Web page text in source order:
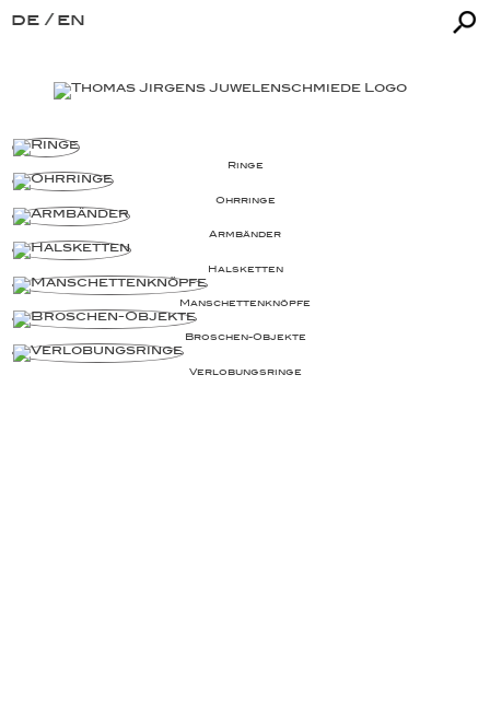
de en
Ringe
Ohrringe
Armbänder
Halsketten
Man­schet­ten­­knöpfe
Broschen-Objekte
Ver­lo­bungs­­ringe